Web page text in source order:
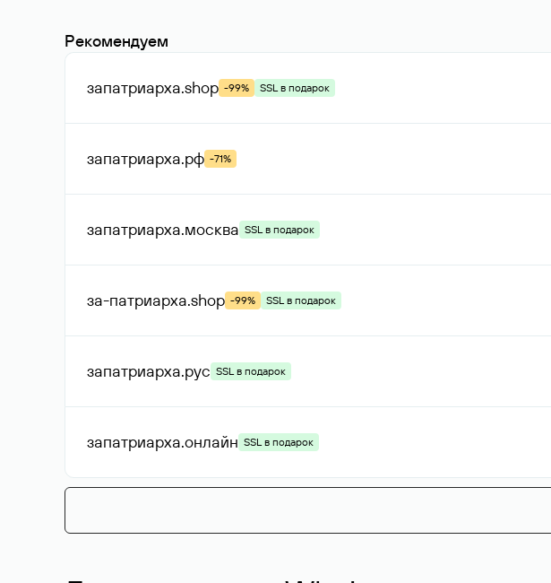
Рекомендуем
запатриарха.shop -99% SSL в подарок
запатриарха.рф -71%
запатриарха.москва SSL в подарок
за-патриарха.shop -99% SSL в подарок
запатриарха.рус SSL в подарок
запатриарха.онлайн SSL в подарок